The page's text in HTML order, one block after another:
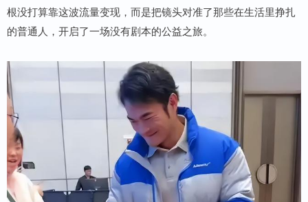
根没打算靠这波流量变现，而是把镜头对准了那些在生活里挣扎
的普通人，开启了一场没有剧本的公益之旅。